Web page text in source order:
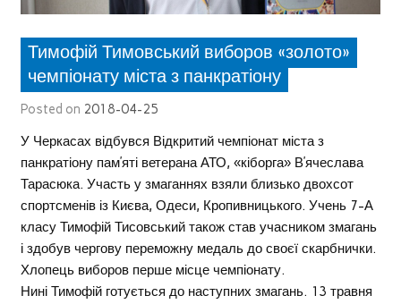
Тимофій Тимовський виборов «золото»
чемпіонату міста з панкратіону
Posted on 2018-04-25
У Черкасах відбувся Відкритий чемпіонат міста з
панкратіону пам’яті ветерана АТО, «кіборга» В’ячеслава
Тарасюка. Участь у змаганнях взяли близько двохсот
спортсменів із Києва, Одеси, Кропивницького. Учень 7-А
класу Тимофій Тисовський також став учасником змагань
і здобув чергову переможну медаль до своєї скарбнички.
Хлопець виборов перше місце чемпіонату.
Нині Тимофій готується до наступних змагань. 13 травня